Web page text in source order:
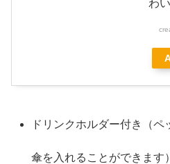
わ
ドリンクホルダー付き（
傘を入れることができます）